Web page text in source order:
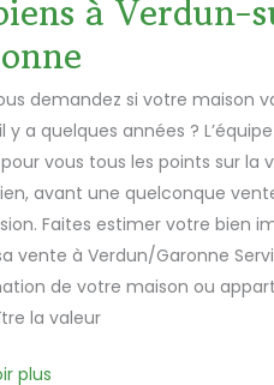
à Verdun-
demandez si votre maison
y a quelques années ?
vous tous les points sur la
avant une quelconque
Faites estimer votre bien
vente à Verdun/Garonne
de votre maison ou
la valeur
plus